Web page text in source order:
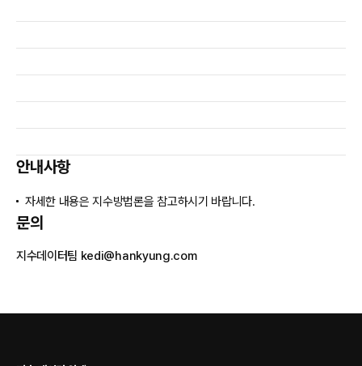
안내사항
자세한 내용은 지수방법론을 참고하시기 바랍니다.
문의
지수데이터팀 kedi@hankyung.com